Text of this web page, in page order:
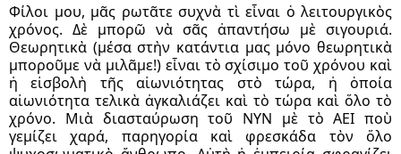
Φίλοι μου, μᾶς ρωτᾶτε συχνὰ τὶ εἶναι ὁ λειτουργικὸς
χρόνος. Δὲ μπορῶ νὰ σᾶς ἀπαντήσω μὲ σιγουριά.
Θεωρητικὰ (μέσα στὴν κατάντια μας μόνο θεωρητικὰ
μποροῦμε νὰ μιλᾶμε!) εἶναι τὸ σχίσιμο τοῦ χρόνου καὶ
ἡ εἰσβολὴ τῆς αἰωνιότητας στὸ τώρα, ἡ ὁποία
αἰωνιότητα τελικὰ ἀγκαλιάζει καὶ τὸ τώρα καὶ ὅλο τὸ
χρόνο. Μιὰ διασταύρωση τοῦ ΝΥΝ μὲ τὸ ΑΕΙ ποὺ
γεμίζει χαρά, παρηγορία καὶ φρεσκάδα τὸν ὅλο